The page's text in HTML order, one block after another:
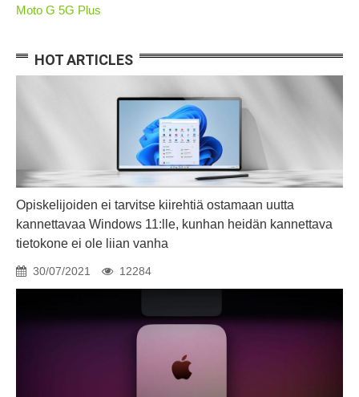
Moto G 5G Plus
HOT ARTICLES
Opiskelijoiden ei tarvitse kiirehtiä ostamaan uutta
kannettavaa Windows 11:lle, kunhan heidän kannettava
tietokone ei ole liian vanha
30/07/2021 12284